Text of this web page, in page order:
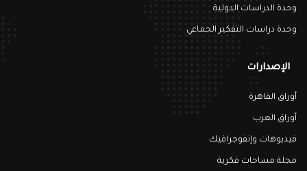
وحدة الدراسات الدولية
وحدة دراسات التفكير الجماعي
الإصدارات
أوراق القاهرة
أوراق العرب
فيديوهات وإنفوجرافيك
مجلة مساحات فكرية